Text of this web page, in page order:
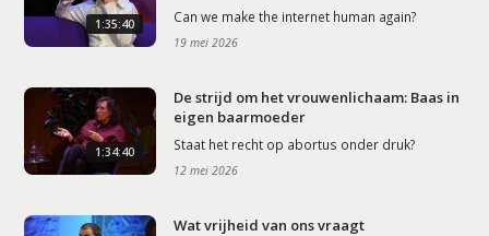
1:35:40 Can we make the internet human again?
19 mei 2026
1:34:40
De strijd om het vrouwenlichaam: Baas in
eigen baarmoeder
Staat het recht op abortus onder druk?
12 mei 2026
Wat vrijheid van ons vraagt